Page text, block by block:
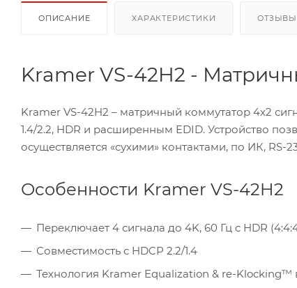
ОПИСАНИЕ ХАРАКТЕРИСТИКИ ОТЗЫВЫ
Kramer VS-42H2 -
Kramer VS-42H2 – матричный коммутатор 4х2
1.4/2.2, HDR и расширенным EDID. Устройство
осуществляется «сухими» контактами, по ИК, RS-
Особенности Kramer VS-42H2
Переключает 4 сигнала до 4K, 60 Гц c HDR
Совместимость с HDCP 2.2/1.4
Технология Kramer Equalization & re-